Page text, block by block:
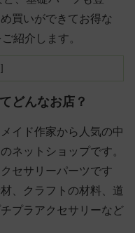
買いができてお得な
ご紹介します。
どんなお店？
イド作家から人気の中
ネットショップです。
セサリーパーツです
、クラフトの材料、道
プラアクセサリーなど